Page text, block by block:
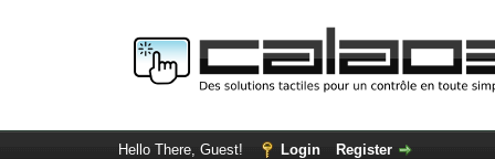
Hello There, Guest! Login Register